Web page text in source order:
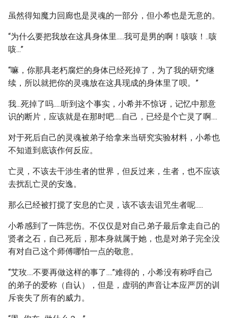
虽然得知魔力回廊也是灵魂的一部分，但小希也是无意的。
“为什么要把我放在这具身体里.....我可是男的啊！咳咳！..咳
咳...”
“嘛，你那具老朽腐烂的身体已经死掉了，为了我的研究继
续，所以就把你的灵魂放在这具现成的身体里了呗。”
我...死掉了吗.....听到这个事实，小希并不惊讶，记忆中那意
识的断片，应该就是在那时吧.....自己，已经是个亡灵了啊....
对于死后自己的灵魂被弟子给拿来当研究实验材料，小希也
不知道到底该作何反应。
亡灵，不该去干涉生者的世界，但反过来，生者，也不应该
去扰乱亡灵的安逸。
那么已经被打搅了安息的亡灵，该不该去诅咒生者呢.....
小希感到了一阵悲伤。不仅仅是对自己弟子最后拿走自己的
贤者之石，自己死后，那本身就属于她，也是对弟子完全没
有对自己这个师傅哪怕一点的敬意。
“艾玫....不要再做这样的事了....”难得的，小希没有称呼自己
的弟子的爱称（自认），但是，虚弱的声音让本应严厉的训
斥丧失了所有的威力。